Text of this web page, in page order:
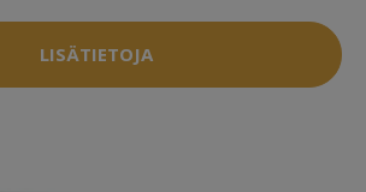
LISÄTIETOJA